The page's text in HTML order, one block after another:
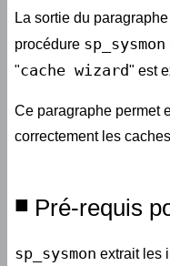
La sortie du paragraphe
procédure sp_sysmon
"cache wizard" est
Ce paragraphe permet
correctement les
Pré-requis
sp_sysmon extrait les